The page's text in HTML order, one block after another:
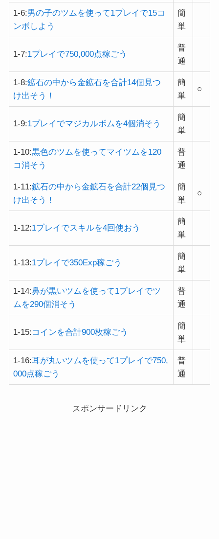
1-6:男の子のツムを使って1プレイで15コ
ンボしよう
簡
単
1-7:1プレイで750,000点稼ごう
普
通
1-8:鉱石の中から金鉱石を合計14個見つ
け出そう！
簡
単
○
1-9:1プレイでマジカルボムを4個消そう
簡
単
1-10:黒色のツムを使ってマイツムを120
コ消そう
普
通
1-11:鉱石の中から金鉱石を合計22個見つ
け出そう！
簡
単
○
1-12:1プレイでスキルを4回使おう
簡
単
1-13:1プレイで350Exp稼ごう
簡
単
1-14:鼻が黒いツムを使って1プレイでツ
ムを290個消そう
普
通
1-15:コインを合計900枚稼ごう
簡
単
1-16:耳が丸いツムを使って1プレイで750,
000点稼ごう
普
通
スポンサードリンク